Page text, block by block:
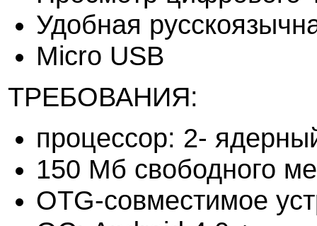
Удобная
Micro USB
ТРЕБОВАНИЯ:
процессор: 2-
150 Мб свободного
OTG-совместимое